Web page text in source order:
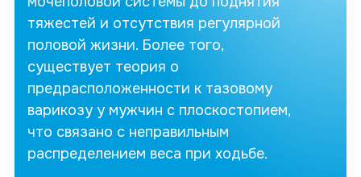
тяжестей и отсутствия регулярной
половой жизни. Более того,
существует теория о
предрасположенности к тазовому
варикозу у мужчин с плоскостопием,
что связано с неправильным
распределением веса при ходьбе.